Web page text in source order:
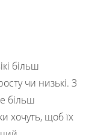
більш
чи низькі. З
більш
хочуть, щоб їх